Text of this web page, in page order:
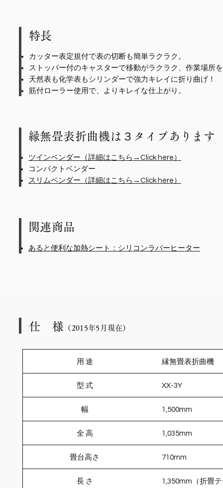
特長
カッター表定規付で表の切断も簡単ラクラク。
ストッパー付のキャスターで移動がラクラク、作業場所
天然表も化学表もシリンダーで強力キレイに折り曲げ！
筋付ローラー使用で、よりキレイな仕上がり。
縁無畳表折曲機は３タイプあります
ツインベンダー（詳細はこちら→Click here）
コンパクトベンダー
スリムベンダー（詳細はこちら→Click here）
関連商品
あると便利な加熱シート：シリコンラバーヒーター
仕 様 （2015年5 月現在）
用 途 縁無畳表折曲機
型 式 XX-3Y
幅 1,500mm
全 高 1,035mm
畳台高さ 710mm
長 さ 1,350mm（折畳